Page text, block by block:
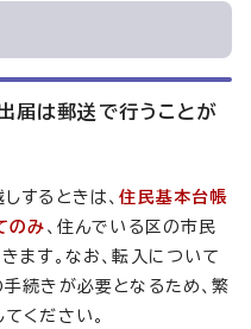
届は郵送で行うことが
するときは、住民基本台帳
のみ 、住んでいる区の市民
ます。なお、転入について
続きが必要となるため、繁
ください。